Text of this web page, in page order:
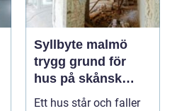
Syllbyte malmö
trygg grund för
hus på skånsk
mark
Ett hus står och faller